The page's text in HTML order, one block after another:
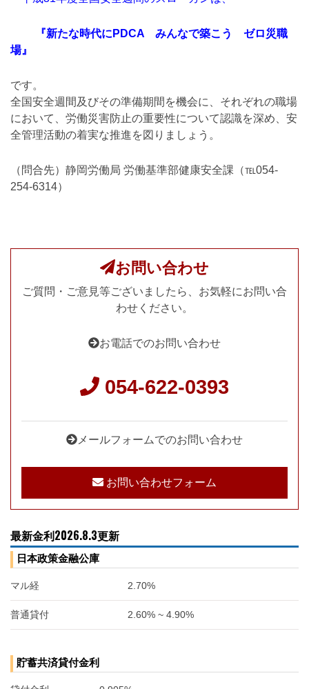
『新たな時代にPDCA みんなで築こう ゼロ災職
場』
です。
全国安全週間及びその準備期間を機会に、それぞれの職場
において、労働災害防止の重要性について認識を深め、安
全管理活動の着実な推進を図りましょう。
（問合先）静岡労働局 労働基準部健康安全課（℡054-
254-6314）
お問い合わせ
ご質問・ご意見等ございましたら、お気軽にお問い合
わせください。
お電話でのお問い合わせ
054-622-0393
メールフォームでのお問い合わせ
お問い合わせフォーム
最新金利2026.8.3更新
日本政策金融公庫
マル経 2.70%
普通貸付 2.60% ~ 4.90%
貯蓄共済貸付金利